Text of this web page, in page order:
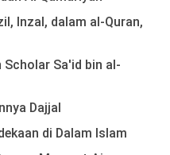
Inzal, dalam al-Quran,
Sa'id bin al-
Dajjal
di Dalam Islam